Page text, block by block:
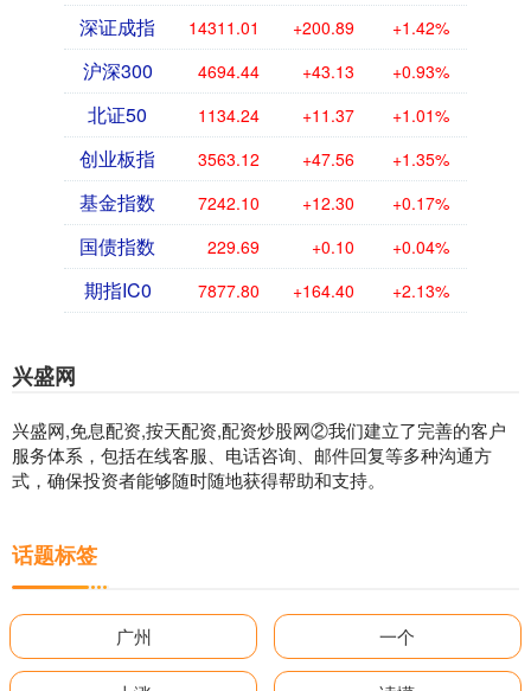
深证成指 14311.01 +200.89 +1.42%
沪深300 4694.44 +43.13 +0.93%
北证50 1134.24 +11.37 +1.01%
创业板指 3563.12 +47.56 +1.35%
基金指数 7242.10 +12.30 +0.17%
国债指数 229.69 +0.10 +0.04%
期指IC0 7877.80 +164.40 +2.13%
兴盛网
兴盛网,免息配资,按天配资,配资炒股网②我们建立了完善的客户
服务体系，包括在线客服、电话咨询、邮件回复等多种沟通方
式，确保投资者能够随时随地获得帮助和支持。
话题标签
广州 一个